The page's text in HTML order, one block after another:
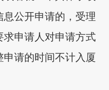
公开申请的，受理
申请人对申请方式
请的时间不计入厦